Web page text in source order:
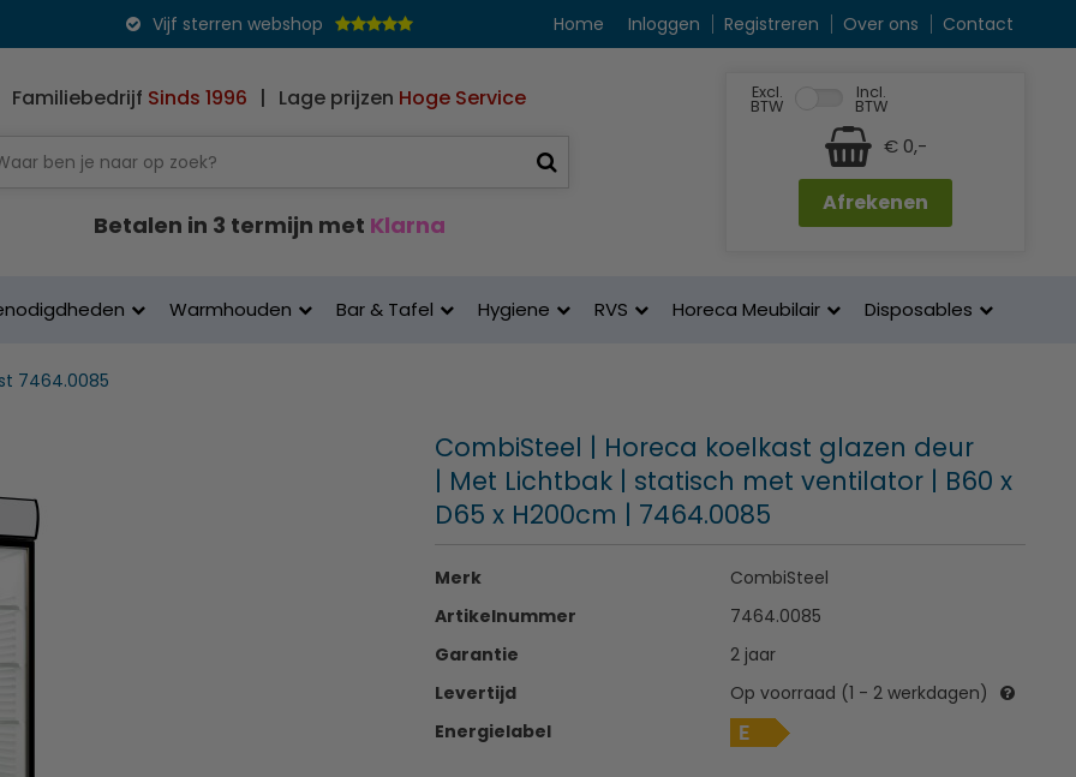
Vijf sterren webshop Home Inloggen Registreren Over ons Contact
Familiebedrijf Sinds 1996 | Lage prijzen Hoge Service
Betalen in 3 termijn met Klarna
Excl.
BTW
Incl.
BTW
€ 0,-
Afrekenen
Warmhouden Bar & Tafel Hygiene RVS Horeca Meubilair Disposables
7464.0085
CombiSteel | Horeca koelkast glazen deur
| Met Lichtbak | statisch met ventilator | B60 x
D65 x H200cm | 7464.0085
Merk
CombiSteel
Artikelnummer
7464.0085
Garantie
2 jaar
Levertijd
Op voorraad (1 - 2 werkdagen)
Energielabel